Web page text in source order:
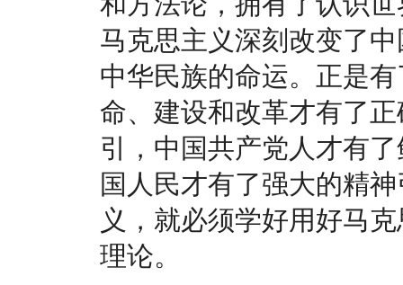
马克思主义深刻改变了
中华民族的命运。正是
命、建设和改革才有了
引，中国共产党人才有
国人民才有了强大的精
义，就必须学好用好马
理论。